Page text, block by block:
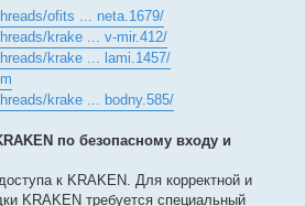
ofits ... neta.1679/
krake ... v-mir.412/
krake ... lami.1457/
krake ... bodny.585/
по безопасному входу и
к KRAKEN. Для корректной и
KRAKEN требуется специальный